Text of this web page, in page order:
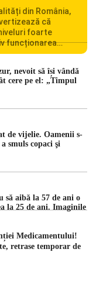
din România,
că
foarte
funcționarea
se confruntă
punct de vedere
nevoit să își vândă
cere pe el: „Timpul
de vijelie. Oamenii s-
smuls copaci şi
să aibă la 57 de ani o
la 25 de ani. Imaginile
Medicamentului!
retrase temporar de